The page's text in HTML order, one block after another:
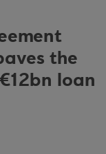
the
loan